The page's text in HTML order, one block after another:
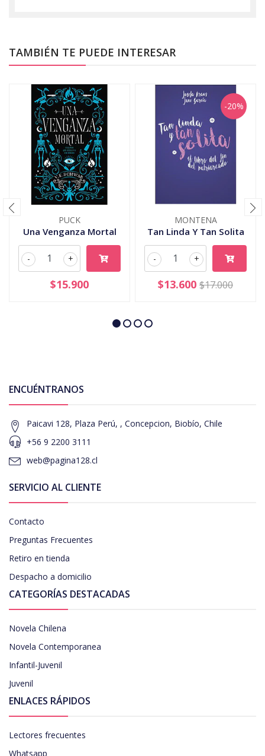
TAMBIÉN TE PUEDE INTERESAR
PUCK
Una Venganza Mortal
+
-
$15.900
-20%
MONTENA
Tan Linda Y Tan Solita
+
-
$13.600 $17.000
ENCUÉNTRANOS
Paicavi 128, Plaza Perú, , Concepcion, Biobío, Chile
+56 9 2200 3111
web@pagina128.cl
SERVICIO AL CLIENTE
Contacto
Preguntas Frecuentes
Retiro en tienda
Despacho a domicilio
CATEGORÍAS DESTACADAS
Novela Chilena
Novela Contemporanea
Infantil-Juvenil
Juvenil
ENLACES RÁPIDOS
Lectores frecuentes
Whatsapp